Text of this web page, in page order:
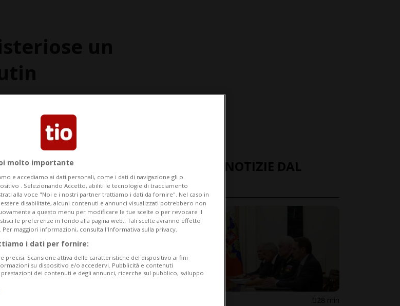
ULTIME NOTIZIE DAL
MONDO
28 min
molto importante
e accediamo ai dati personali, come i dati di navigazione gli o
. Selezionando Accetto, abiliti le tecnologie di tracciamento
alla voce "Noi e i nostri partner trattiamo i dati da fornire". Nel caso in
disabilitate, alcuni contenuti e annunci visualizzati potrebbero non
a questo menu per modificare le tue scelte o per revocare il
le preferenze in fondo alla pagina web.. Tali scelte avranno effetto
maggiori informazioni, consulta l'Informativa sulla privacy.
i dati per fornire:
precisi. Scansione attiva delle caratteristiche del dispositivo ai fini
su dispositivo e/o accedervi. Pubblicità e contenuti
dei contenuti e degli annunci, ricerche sul pubblico, sviluppo